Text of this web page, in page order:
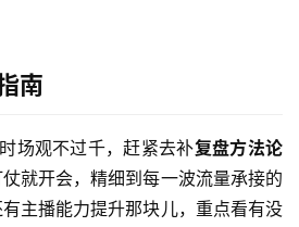
南
场观不过千，赶紧去补复盘方法论
就开会，精细到每一波流量承接的
主播能力提升那块儿，重点看有没